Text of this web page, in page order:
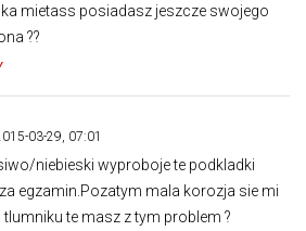
mietass posiadasz jeszcze swojego
??
03-29, 07:01
niebieski wyproboje te podkladki
egzamin.Pozatym mala korozja sie mi
te masz z tym problem ?